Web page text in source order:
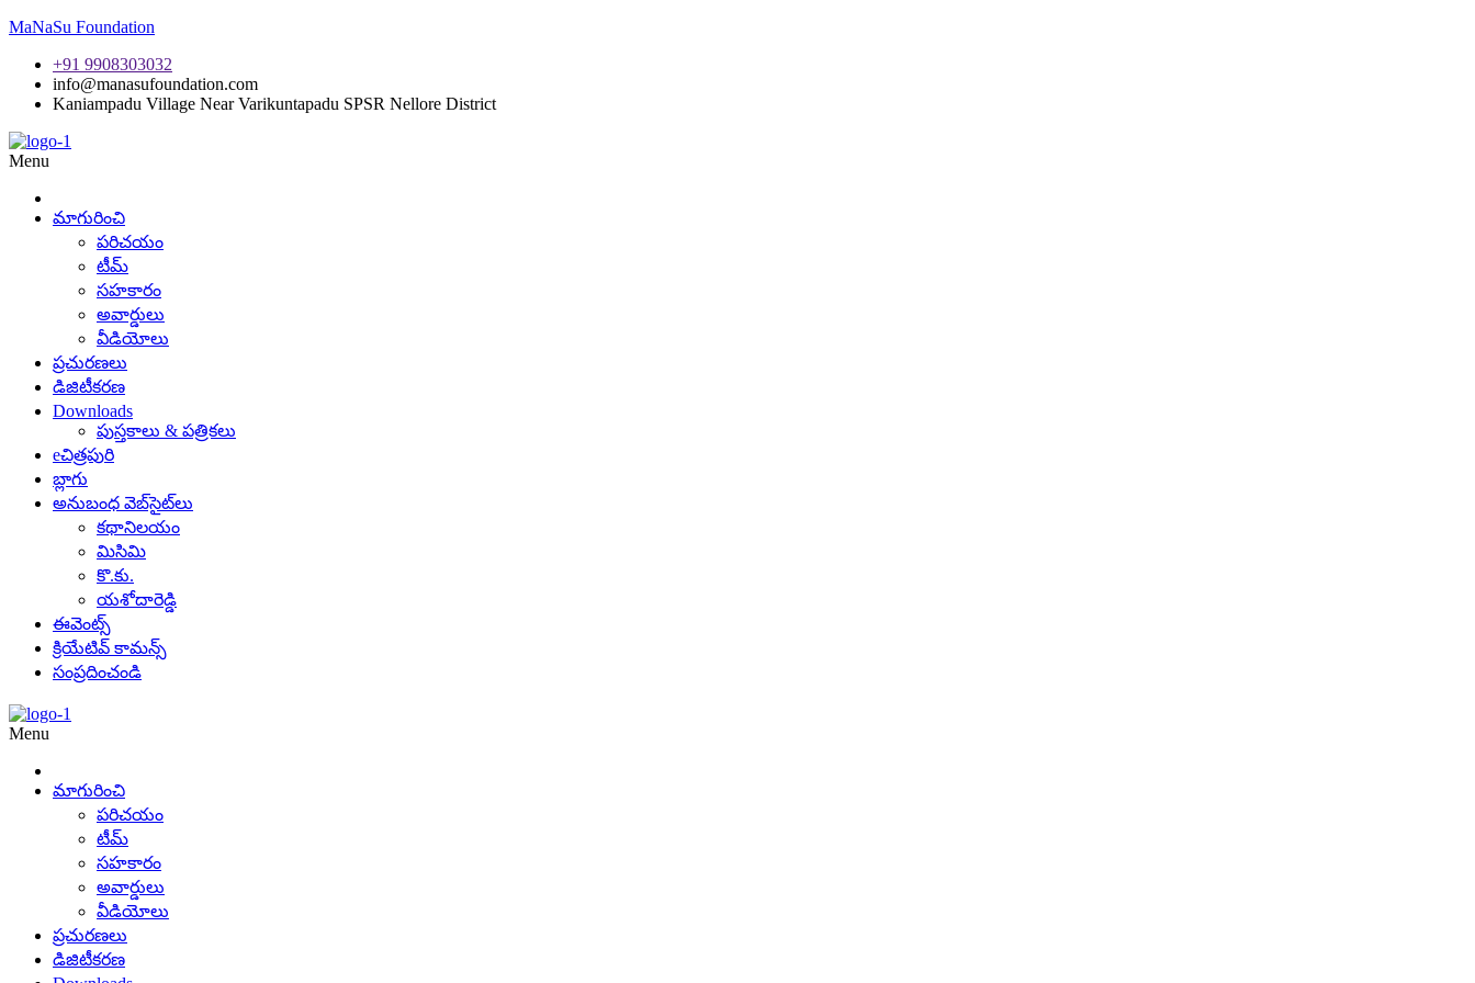
MaNaSu Foundation
+91 9908303032
info@manasufoundation.com
Kaniampadu Village Near Varikuntapadu SPSR Nellore District
Menu
మాగురించి
పరిచయం
టీమ్
సహకారం
అవార్డులు
వీడియోలు
ప్రచురణలు
డిజిటీకరణ
Downloads
పుస్తకాలు & పత్రికలు
eచిత్రపురి
బ్లాగు
అనుబంధ వెబ్‌సైట్‌లు
కథానిలయం
మిసిమి
కొ.కు.
యశోదారెడ్డి
ఈవెంట్స్
క్రియేటివ్ కామన్స్
సంప్రదించండి
Menu
మాగురించి
పరిచయం
టీమ్
సహకారం
అవార్డులు
వీడియోలు
ప్రచురణలు
డిజిటీకరణ